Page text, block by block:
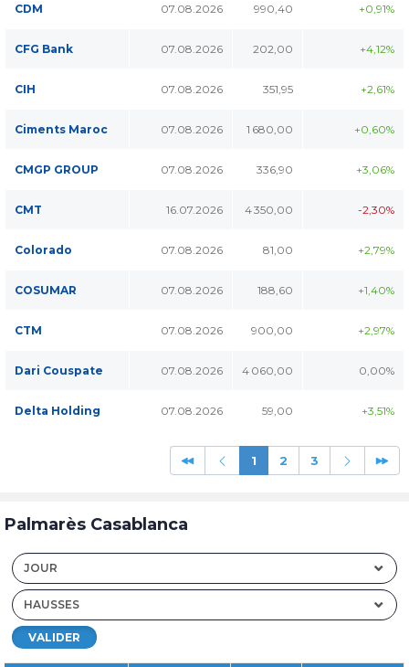
CDM 07.08.2026 990,40 +0,91%
CFG Bank 07.08.2026 202,00 +4,12%
CIH 07.08.2026 351,95 +2,61%
Ciments Maroc 07.08.2026 1 680,00 +0,60%
CMGP GROUP 07.08.2026 336,90 +3,06%
CMT 16.07.2026 4 350,00 -2,30%
Colorado 07.08.2026 81,00 +2,79%
COSUMAR 07.08.2026 188,60 +1,40%
CTM 07.08.2026 900,00 +2,97%
Dari Couspate 07.08.2026 4 060,00 0,00%
Delta Holding 07.08.2026 59,00 +3,51%
1 2 3
Palmarès Casablanca
JOUR
HAUSSES
VALIDER